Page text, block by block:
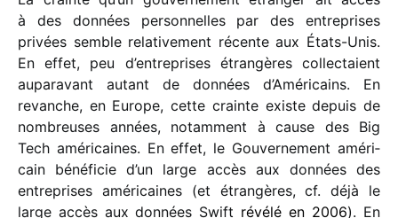
à des données person­nelles par des entre­prises
privées semble rela­ti­ve­ment récente aux États-Unis.
En effet, peu d’entreprises étran­gères collec­taient
aupa­ra­vant autant de données d’Américains. En
revanche, en Europe, cette crainte existe depuis de
nombreuses années, notam­ment à cause des Big
Tech améri­caines. En effet, le Gouvernement améri­
cain béné­fi­cie d’un large accès aux données des
entre­prises améri­caines (et étran­gères, cf. déjà le
large accès aux données Swift révélé en 2006). En